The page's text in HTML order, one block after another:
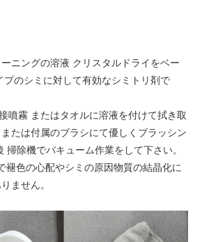
ニングの溶液 クリスタルドライをベー
プのシミに対して有効なシミトリ剤で
噴霧 またはタオルに溶液を付けて拭き取
たは付属のブラシにて優しくブラッシン
掃除機でバキューム作業をして下さい。
褪色の心配やシミの原因物質の結晶化に
ません。